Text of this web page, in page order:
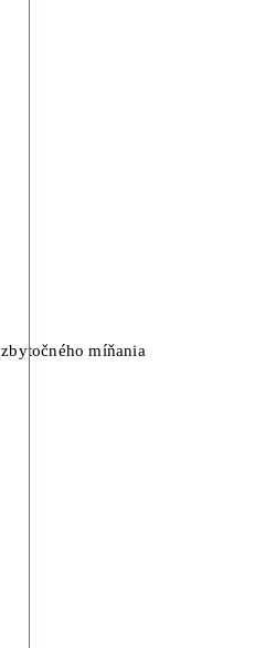
míňania